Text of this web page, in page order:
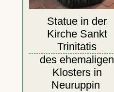
Statue in der
Kirche Sankt
Trinitatis
des ehemaligen
Klosters in
Neuruppin